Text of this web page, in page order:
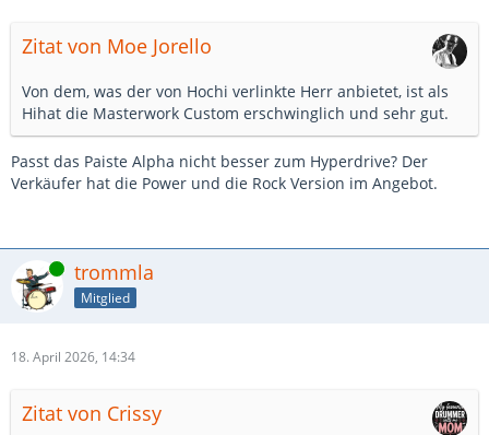
Zitat von Moe Jorello
Von dem, was der von Hochi verlinkte Herr anbietet, ist als
Hihat die Masterwork Custom erschwinglich und sehr gut.
Passt das Paiste Alpha nicht besser zum Hyperdrive? Der
Verkäufer hat die Power und die Rock Version im Angebot.
Online trommla
Mitglied
18. April 2026, 14:34
Zitat von Crissy